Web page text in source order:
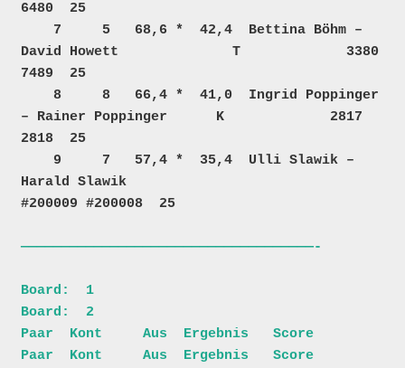
6480  25
David Howett              T             3380
7489  25
– Rainer Poppinger      K             2817
2818  25
Harald Slawik
————————————————————————————————————-
Board:  1
Board:  2
Paar  Kont     Aus  Ergebnis   Score
Paar  Kont     Aus  Ergebnis   Score